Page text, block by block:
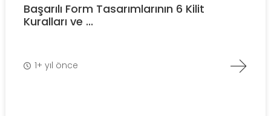
Başarılı Form Tasarımlarının 6 Kilit
Kuralları ve ...
1+ yıl önce